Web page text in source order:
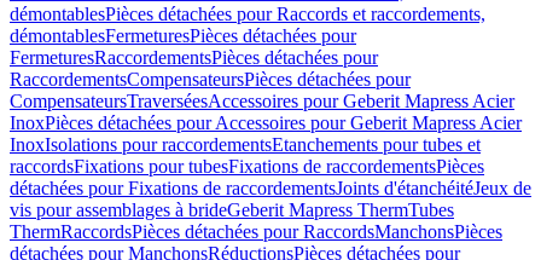
démontablesPièces détachées pour Raccords et raccordements,
démontablesFermeturesPièces détachées pour
FermeturesRaccordementsPièces détachées pour
RaccordementsCompensateursPièces détachées pour
CompensateursTraverséesAccessoires pour Geberit Mapress Acier
InoxPièces détachées pour Accessoires pour Geberit Mapress Acier
InoxIsolations pour raccordementsEtanchements pour tubes et
raccordsFixations pour tubesFixations de raccordementsPièces
détachées pour Fixations de raccordementsJoints d'étanchéitéJeux de
vis pour assemblages à brideGeberit Mapress ThermTubes
ThermRaccordsPièces détachées pour RaccordsManchonsPièces
détachées pour ManchonsRéductionsPièces détachées pour